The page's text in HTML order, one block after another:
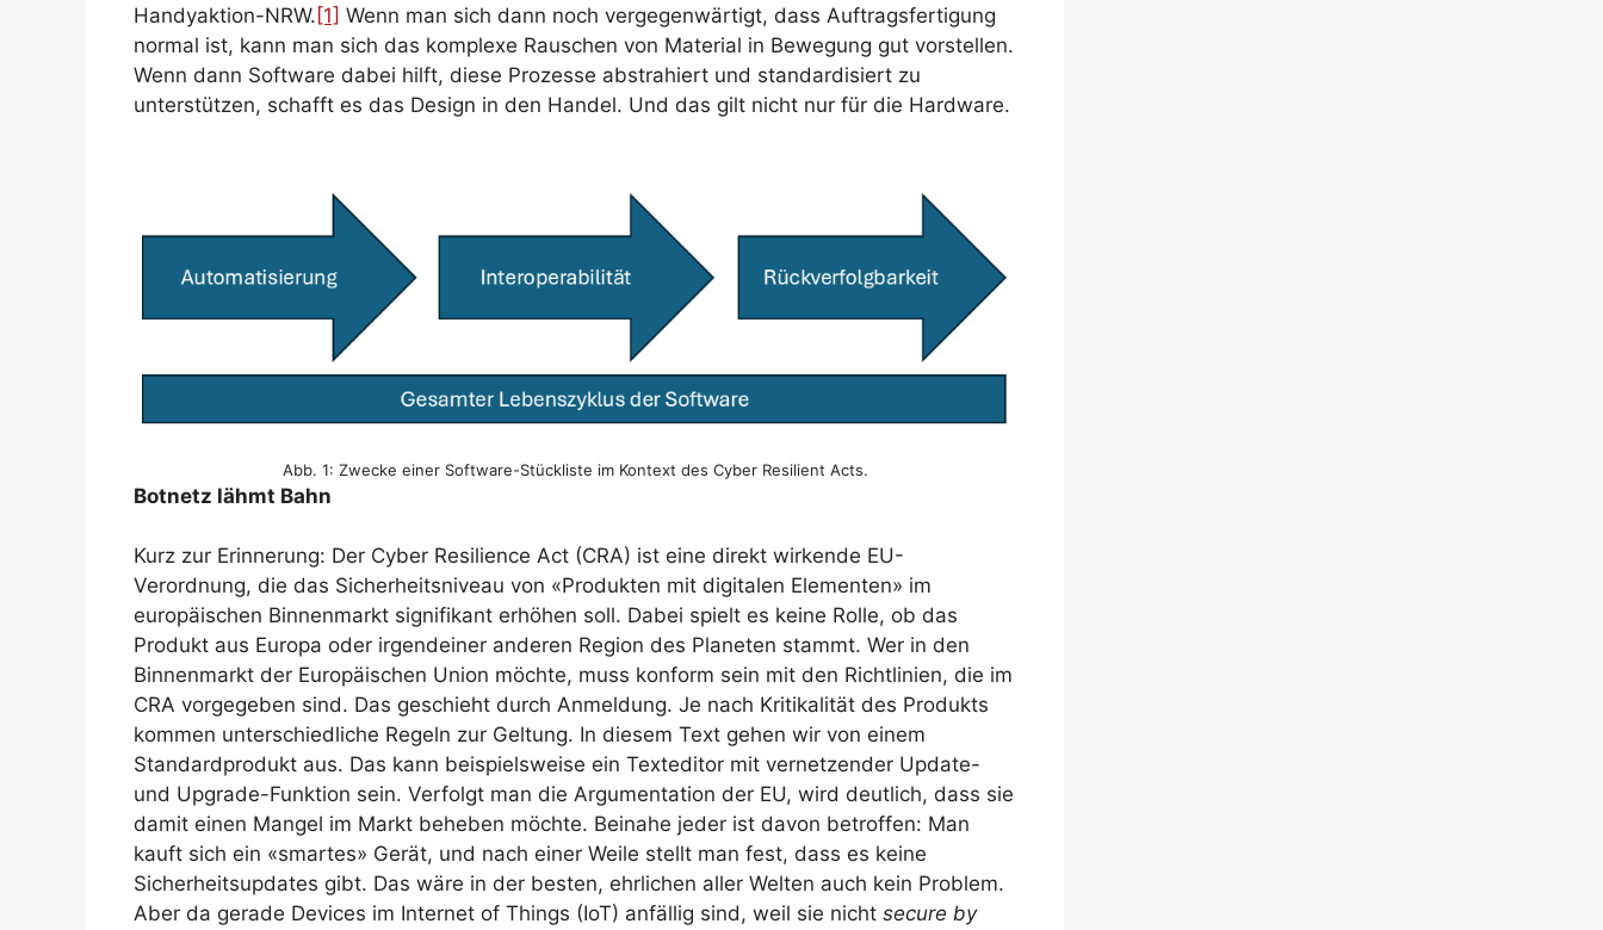
Handyaktion-NRW. [1] Wenn man sich dann noch vergegenwärtigt, dass Auftragsfertigung
normal ist, kann man sich das komplexe Rauschen von Material in Bewegung gut vorstellen.
Wenn dann Software dabei hilft, diese Prozesse abstrahiert und standardisiert zu
unterstützen, schafft es das Design in den Handel. Und das gilt nicht nur für die Hardware.
Abb. 1: Zwecke einer Software-Stückliste im Kontext des Cyber Resilient Acts.
Botnetz lähmt Bahn
Kurz zur Erinnerung: Der Cyber Resilience Act (CRA) ist eine direkt wirkende EU-
Verordnung, die das Sicherheitsniveau von «Produkten mit digitalen Elementen» im
europäischen Binnenmarkt signifikant erhöhen soll. Dabei spielt es keine Rolle, ob das
Produkt aus Europa oder irgendeiner anderen Region des Planeten stammt. Wer in den
Binnenmarkt der Europäischen Union möchte, muss konform sein mit den Richtlinien, die im
CRA vorgegeben sind. Das geschieht durch Anmeldung. Je nach Kritikalität des Produkts
kommen unterschiedliche Regeln zur Geltung. In diesem Text gehen wir von einem
Standardprodukt aus. Das kann beispielsweise ein Texteditor mit vernetzender Update-
und Upgrade-Funktion sein. Verfolgt man die Argumentation der EU, wird deutlich, dass sie
damit einen Mangel im Markt beheben möchte. Beinahe jeder ist davon betroffen: Man
kauft sich ein «smartes» Gerät, und nach einer Weile stellt man fest, dass es keine
Sicherheitsupdates gibt. Das wäre in der besten, ehrlichen aller Welten auch kein Problem.
Aber da gerade Devices im Internet of Things (IoT) anfällig sind, weil sie nicht secure by